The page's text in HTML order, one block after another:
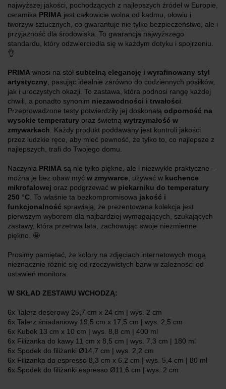
najwyższej jakości, pochodzących z najlepszych źródeł w Europie,
ceramika PRIMA jest całkowicie wolna od kadmu, ołowiu i
tworzyw sztucznych, co gwarantuje nie tylko bezpieczeństwo, ale i
przyjazność dla środowiska. To gwarancja najwyższego
standardu, który odzwierciedla się w każdym dotyku i spojrzeniu.
👌
PRIMA wnosi na stół subtelną elegancję i wyrafinowany styl
artystyczny, pasując idealnie zarówno do codziennych posiłków,
jak i uroczystych okazji. To zastawa, która podnosi rangę każdej
chwili, a ponadto synonim niezawodności i trwałości.
Przeprowadzone testy potwierdziły jej doskonałą odporność na
wysokie temperatury oraz świetną wytrzymałość w
zmywarkach. Każdy produkt poddawany jest kontroli jakości
przez ludzkie ręce, aby mieć pewność, że tylko to, co najlepsze z
najlepszych, trafi do Twojego domu.
Naczynia PRIMA są nie tylko piękne, ale i niezwykle praktyczne –
można je bez obaw myć w zmywarce, używać w kuchence
mikrofalowej oraz podgrzewać w piekarniku do temperatury
250 °C. To właśnie ta bezkompromisowa jakość i
funkcjonalność sprawiają, że prezentowana kolekcja jest
pierwszym wyborem dla najbardziej wymagających, szukających
zastawy, która przetrwa lata, zachowując swoje niezmienne
piękno. 🤩
Prosimy pamiętać, że kolory na zdjęciach internetowych mogą
nieznacznie różnić się od rzeczywistych barw w zależności od
ustawień monitora.
W SKŁAD ZESTAWU WCHODZĄ:
6x Talerz deserowy 25,7 cm x 24 cm | wys. 2 cm
6x Talerz śniadaniowy 19,5 cm x 17,5 cm | wys. 2,5 cm
6x Kubek 13 cm x 10 cm | wys. 8,8 cm | 400 ml
6x Filiżanka do kawy 11 cm x 8,5 cm | wys. 7,3 cm | 180 ml
6x Spodek do filiżanki Ø14,7 cm | wys. 2,2 cm
6x Filiżanka do espresso 8,3 cm x 6,2 cm | wys. 5,4 cm | 80 ml
6x Spodek do filiżanki espresso Ø11,6 cm | wys. 2 cm